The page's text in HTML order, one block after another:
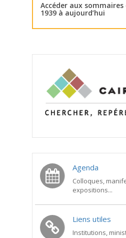
Accéder aux sommaires
1939 à aujourd’hui
Agenda
Colloques,
expositions...
Liens utiles
Institutions,